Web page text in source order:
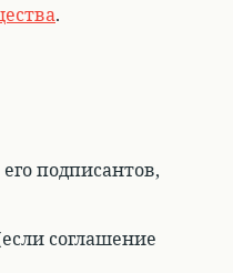
.
подписантов,
соглашение